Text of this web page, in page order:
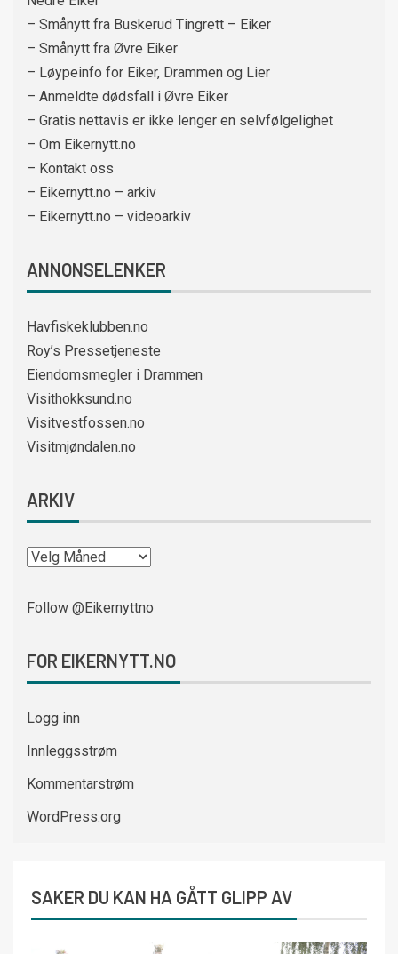
– Smånytt fra Buskerud Tingrett – Eiker
– Smånytt fra Øvre Eiker
– Løypeinfo for Eiker, Drammen og Lier
– Anmeldte dødsfall i Øvre Eiker
– Gratis nettavis er ikke lenger en selvfølgelighet
– Om Eikernytt.no
– Kontakt oss
– Eikernytt.no – arkiv
– Eikernytt.no – videoarkiv
ANNONSELENKER
Havfiskeklubben.no
Roy’s Pressetjeneste
Eiendomsmegler i Drammen
Visithokksund.no
Visitvestfossen.no
Visitmjøndalen.no
ARKIV
Follow @Eikernyttno
FOR EIKERNYTT.NO
Logg inn
Innleggsstrøm
Kommentarstrøm
WordPress.org
SAKER DU KAN HA GÅTT GLIPP AV